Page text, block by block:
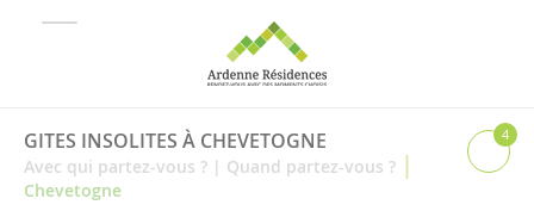
GITES INSOLITES À CHEVETOGNE
Avec qui partez-vous ? | Quand partez-vous ? |
Chevetogne
4